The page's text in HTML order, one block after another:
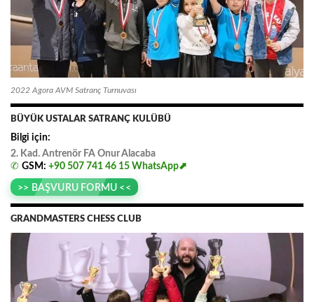
2022 Agora AVM Satranç Turnuvası
BÜYÜK USTALAR SATRANÇ KULÜBÜ
Bilgi için:
2. Kad. Antrenör FA Onur.Alacaba
✆ GSM: +90 507 741 46 15 WhatsApp⬈
>> BAŞVURU FORMU <<
GRANDMASTERS CHESS CLUB